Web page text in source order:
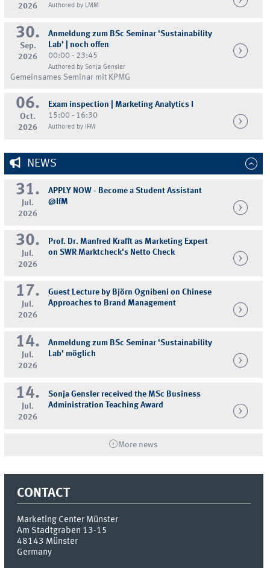
2026
Authored by LMM
30.
Sep.
2026
Anmeldung zum BSc Seminar 'Sustainability
Lab' | noch offen
00:00 - 23:45
Authored by Sonja Gensler
Gemeinsames Seminar mit KPMG
06.
Oct.
2026
Exam inspection | Marketing Analytics I
15:00 - 16:30
Authored by IFM
NEWS
31.
Jul.
2026
APPLY NOW - Become a Student Assistant
@IfM
30.
Jul.
2026
Prof. Dr. Manfred Krafft as Marketing Expert
on SWR Marktcheck's Netto Check
17.
Jul.
2026
Guest Lecture by Björn Ognibeni on Chinese
Approaches to Brand Management
14.
Jul.
2026
Anmeldung zum BSc Seminar 'Sustainability
Lab' möglich
14.
Jul.
2026
Sonja Gensler received the MSc Business
Administration Teaching Award
More news
CONTACT
Marketing Center Münster
Am Stadtgraben 13-15
48143 Münster
Germany